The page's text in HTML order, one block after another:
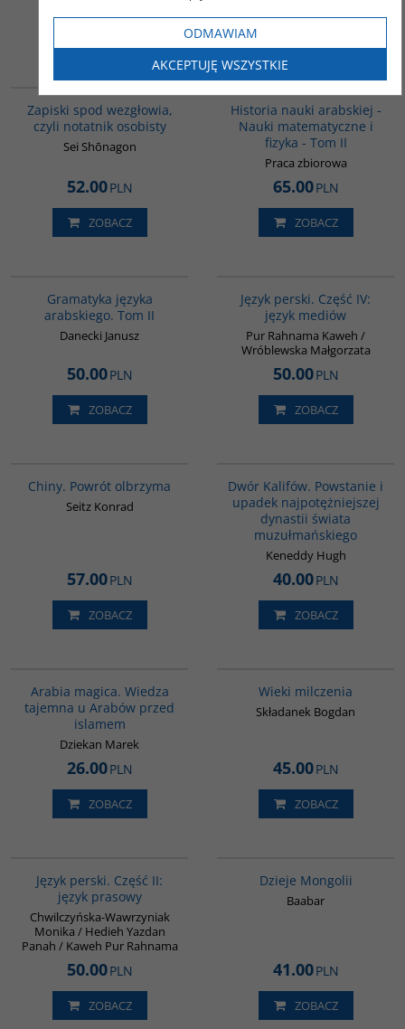
Zapiski spod wezgłowia,
czyli notatnik osobisty
Sei Shōnagon
52.00PLN
ZOBACZ
Historia nauki arabskiej -
Nauki matematyczne i
fizyka - Tom II
Praca zbiorowa
65.00PLN
ZOBACZ
Gramatyka języka
arabskiego. Tom II
Danecki Janusz
50.00PLN
ZOBACZ
Język perski. Część IV:
język mediów
Pur Rahnama Kaweh /
Wróblewska Małgorzata
50.00PLN
ZOBACZ
Chiny. Powrót olbrzyma
Seitz Konrad
57.00PLN
ZOBACZ
Dwór Kalifów. Powstanie i
upadek najpotężniejszej
dynastii świata
muzułmańskiego
Keneddy Hugh
40.00PLN
ZOBACZ
Arabia magica. Wiedza
tajemna u Arabów przed
islamem
Dziekan Marek
26.00PLN
ZOBACZ
Wieki milczenia
Składanek Bogdan
45.00PLN
ZOBACZ
Język perski. Część II:
język prasowy
Chwilczyńska-Wawrzyniak
Monika / Hedieh Yazdan
Panah / Kaweh Pur Rahnama
50.00PLN
ZOBACZ
Dzieje Mongolii
Baabar
41.00PLN
ZOBACZ
ODMAWIAM
AKCEPTUJĘ WSZYSTKIE